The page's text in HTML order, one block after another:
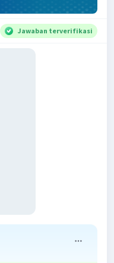
Jawaban terverifikasi